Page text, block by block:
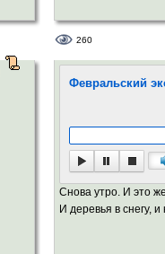
260
Февральский
Снова утро. И это
И деревья в снегу, и